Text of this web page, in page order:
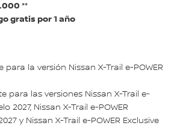
**
gratis por 1 año
la versión Nissan X-Trail e-POWER
para las versiones Nissan X-Trail e-
2027, Nissan X-Trail e-POWER
y Nissan X-Trail e-POWER Exclusive